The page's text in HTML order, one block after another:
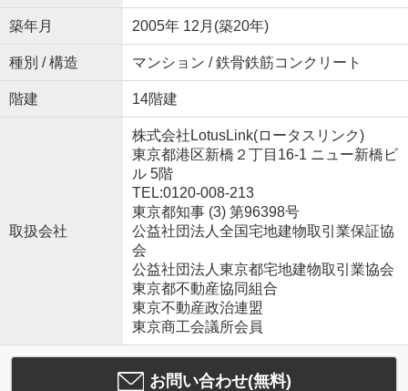
築年月 2005年 12月(築20年)
種別 / 構造 マンション / 鉄骨鉄筋コンクリート
階建 14階建
取扱会社
株式会社LotusLink(ロータスリンク)
東京都港区新橋２丁目16-1 ニュー新橋ビ
ル 5階
TEL:0120-008-213
東京都知事 (3) 第96398号
公益社団法人全国宅地建物取引業保証協
会
公益社団法人東京都宅地建物取引業協会
東京都不動産協同組合
東京不動産政治連盟
東京商工会議所会員
お問い合わせ(無料)